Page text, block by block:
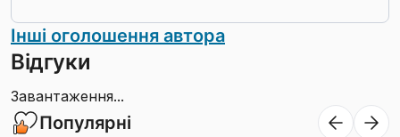
Інші оголошення автора
Відгуки
Завантаження...
Популярні